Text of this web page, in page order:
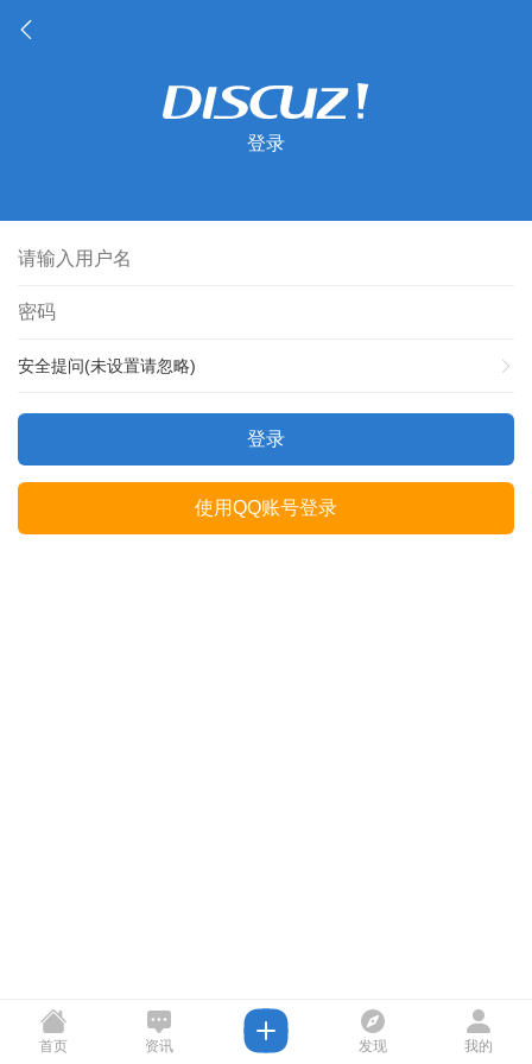
登录
安全提问(未设置请忽略)
登录
使用QQ账号登录
首页 资讯 发现 我的